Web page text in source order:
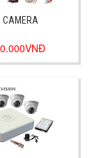
CAMERA